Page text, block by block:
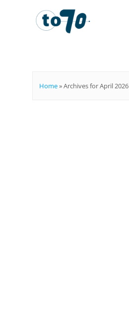
Home»Archives for April 2026